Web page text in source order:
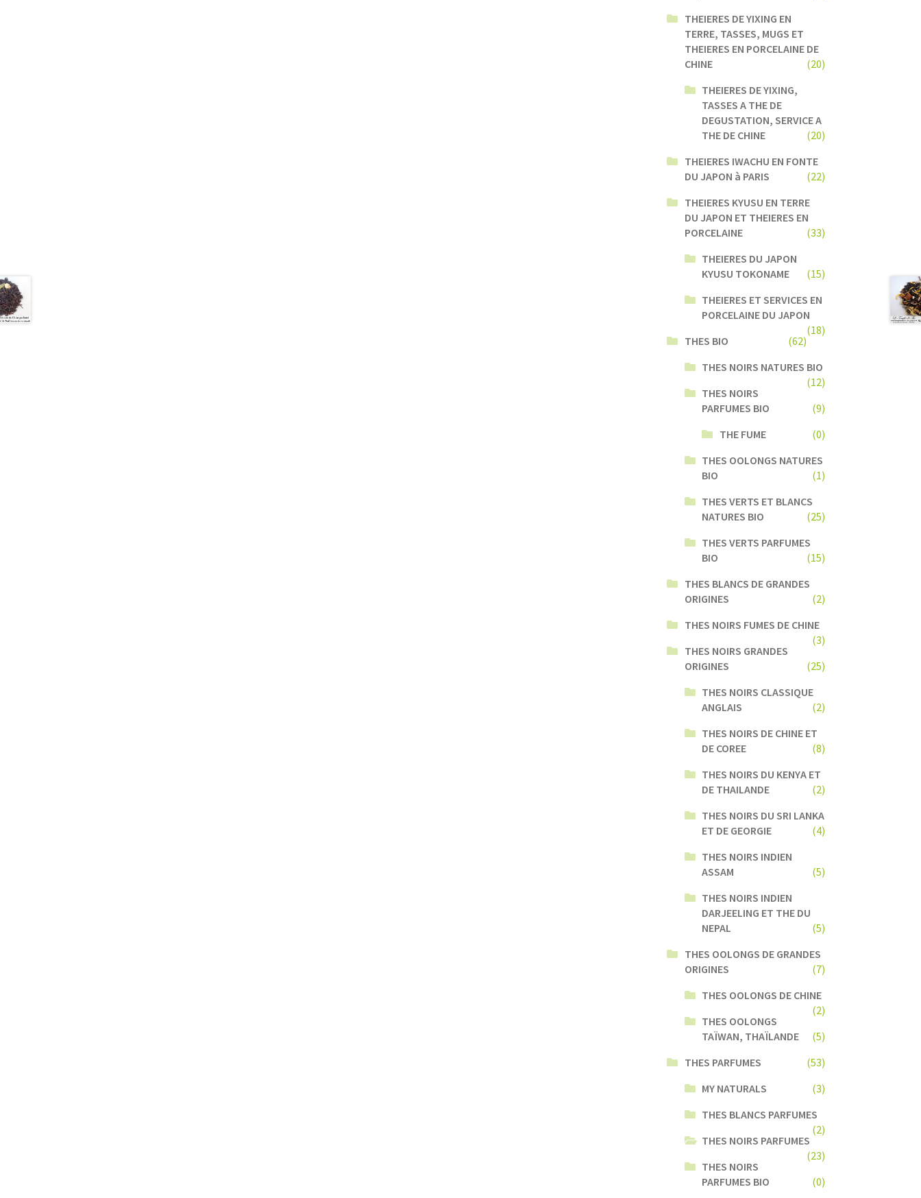
THEIERES DE YIXING EN
TERRE, TASSES, MUGS ET
THEIERES EN PORCELAINE DE
CHINE
(20)
THEIERES DE YIXING,
TASSES A THE DE
DEGUSTATION, SERVICE A
THE DE CHINE
(20)
THEIERES IWACHU EN FONTE
DU JAPON à PARIS
(22)
THEIERES KYUSU EN TERRE
DU JAPON ET THEIERES EN
PORCELAINE
(33)
THEIERES DU JAPON
KYUSU TOKONAME
(15)
THEIERES ET SERVICES EN
PORCELAINE DU JAPON
(18)
THES BIO
(62)
THES NOIRS NATURES BIO
(12)
THES NOIRS
PARFUMES BIO
(9)
THE FUME
(0)
THES OOLONGS NATURES
BIO
(1)
THES VERTS ET BLANCS
NATURES BIO
(25)
THES VERTS PARFUMES
BIO
(15)
THES BLANCS DE GRANDES
ORIGINES
(2)
THES NOIRS FUMES DE CHINE
(3)
THES NOIRS GRANDES
ORIGINES
(25)
THES NOIRS CLASSIQUE
ANGLAIS
(2)
THES NOIRS DE CHINE ET
DE COREE
(8)
THES NOIRS DU KENYA ET
DE THAILANDE
(2)
THES NOIRS DU SRI LANKA
ET DE GEORGIE
(4)
THES NOIRS INDIEN
ASSAM
(5)
THES NOIRS INDIEN
DARJEELING ET THE DU
NEPAL
(5)
THES OOLONGS DE GRANDES
ORIGINES
(7)
THES OOLONGS DE CHINE
(2)
THES OOLONGS
TAÏWAN, THAÏLANDE
(5)
THES PARFUMES
(53)
MY NATURALS
(3)
THES BLANCS PARFUMES
(2)
THES NOIRS PARFUMES
(23)
THES NOIRS
PARFUMES BIO
(0)